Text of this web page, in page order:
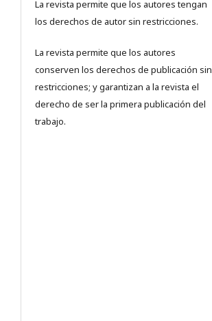
La revista permite que los autores tengan
los derechos de autor sin restricciones.
La revista permite que los autores
conserven los derechos de publicación sin
restricciones; y garantizan a la revista el
derecho de ser la primera publicación del
trabajo.